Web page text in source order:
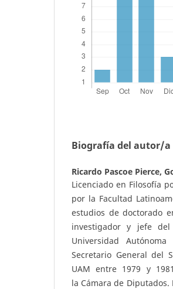
Biografía del autor/a
Ricardo Pascoe Pierce,
Licenciado en Filosofía
por la Facultad
estudios de doctorado
investigador y jefe del
Universidad
Secretario General del
UAM entre 1979 y
la Cámara de